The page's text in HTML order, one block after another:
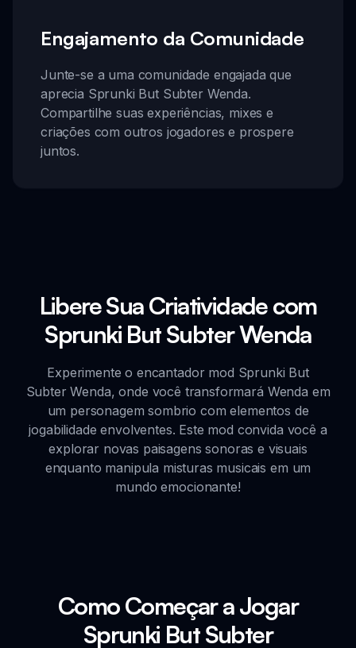
Engajamento da Comunidade
Junte-se a uma comunidade engajada que
aprecia Sprunki But Subter Wenda.
Compartilhe suas experiências, mixes e
criações com outros jogadores e prospere
juntos.
Libere Sua Criatividade com
Sprunki But Subter Wenda
Experimente o encantador mod Sprunki But
Subter Wenda, onde você transformará Wenda em
um personagem sombrio com elementos de
jogabilidade envolventes. Este mod convida você a
explorar novas paisagens sonoras e visuais
enquanto manipula misturas musicais em um
mundo emocionante!
Como Começar a Jogar
Sprunki But Subter